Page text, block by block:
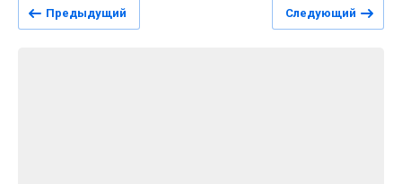
Предыдущий Следующий